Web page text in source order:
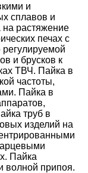
и
сплавов и
растяжение
печах с
и брусков к
ТВЧ. Пайка в
частоты,
Пайка в
труб в
изделий на
Пайка
волной припоя.